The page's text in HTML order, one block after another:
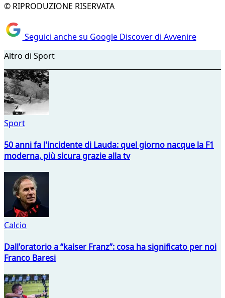
© RIPRODUZIONE RISERVATA
Seguici anche su Google Discover di Avvenire
Altro di Sport
Sport
50 anni fa l'incidente di Lauda: quel giorno nacque la F1
moderna, più sicura grazie alla tv
Calcio
Dall'oratorio a “kaiser Franz”: cosa ha significato per noi
Franco Baresi